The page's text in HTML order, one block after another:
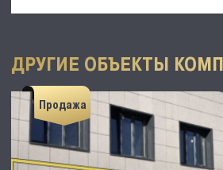
ДРУГИЕ ОБЪЕКТЫ
Продажа